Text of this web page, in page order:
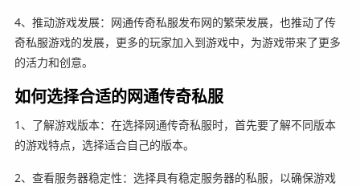
4、推动游戏发展：网通传奇私服发布网的繁荣发展，也推动了传
奇私服游戏的发展，更多的玩家加入到游戏中，为游戏带来了更多
的活力和创意。
如何选择合适的网通传奇私服
1、了解游戏版本：在选择网通传奇私服时，首先要了解不同版本
的游戏特点，选择适合自己的版本。
2、查看服务器稳定性：选择具有稳定服务器的私服，以确保游戏